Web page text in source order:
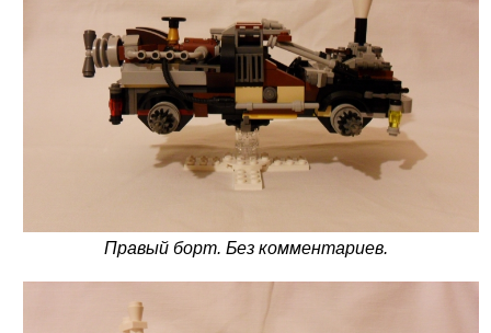
Правый борт. Без комментариев.